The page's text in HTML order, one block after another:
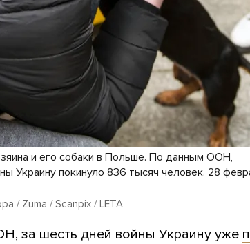
и его собаки в Польше. По данным ООН,
Украину покинуло 836 тысяч человек. 28
/ Zuma / Scanpix / LETA
за шесть дней войны Украину уже